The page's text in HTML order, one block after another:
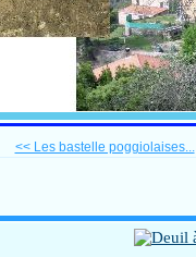
<< Les bastelle poggiolaises...